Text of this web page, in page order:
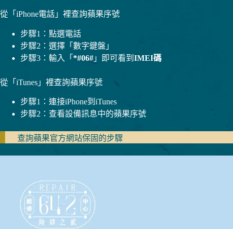
從「iPhone電話」裡查詢蘋果序號
步驟1：點選電話
步驟2：選擇「數字鍵盤」
步驟3：輸入「 *#06# 」即可看到 IMEI碼
從「iTunes」裡查詢蘋果序號
步驟1：連接iPhone到iTunes
步驟2：查看設備訊息中的蘋果序號
查詢蘋果官方網站保固的步驟